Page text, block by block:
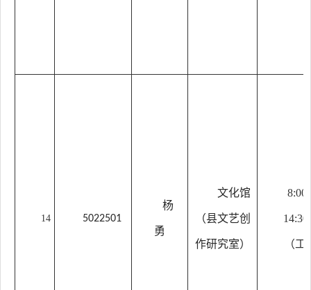
14 5022501
杨
勇
文化馆
（县文艺创
作研究室） （